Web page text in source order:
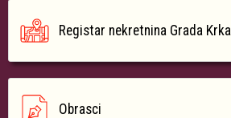
Registar nekretnina Grada Krka
Obrasci